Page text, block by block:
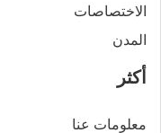
الاختصاصات
المدن
أكثر
معلومات عنا